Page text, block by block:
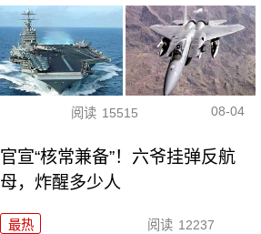
阅读 15515 08-04
官宣“核常兼备”！六爷挂弹反航
母，炸醒多少人
最热 阅读 12237